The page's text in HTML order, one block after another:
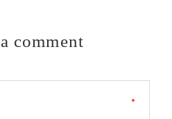
comment